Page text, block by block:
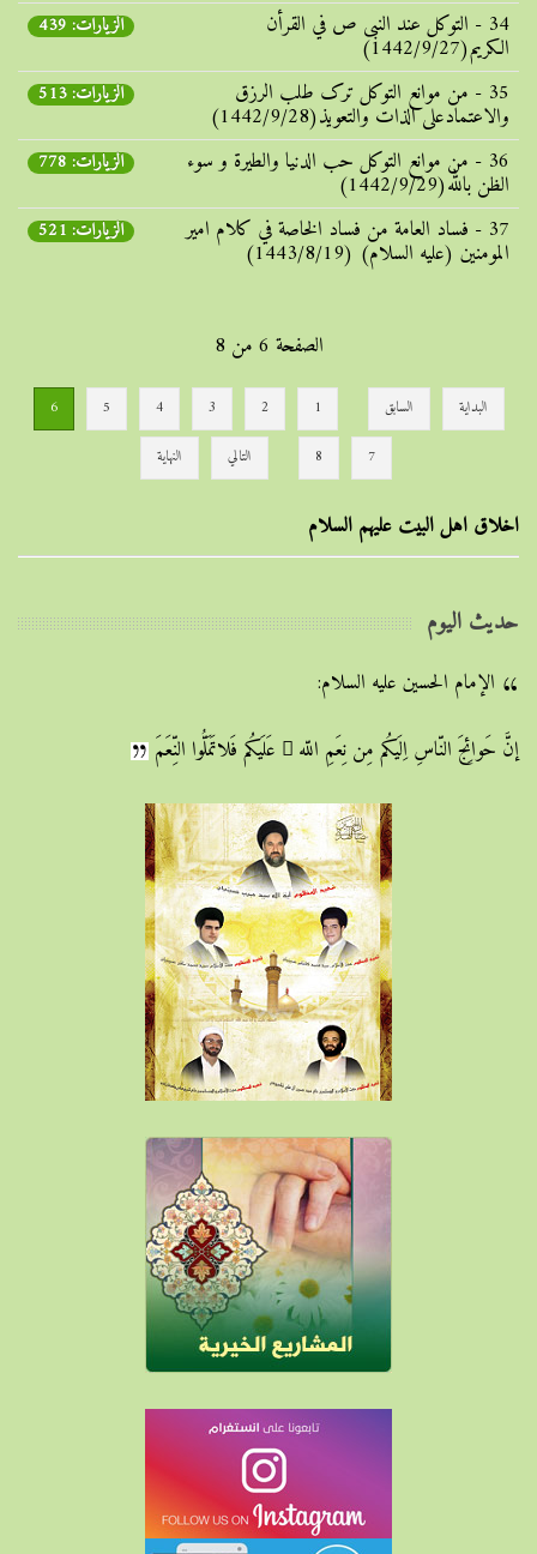
34 - التوکل عند النبی ص في القرأن
الکریم(1442/9/27)
الزيارات: 439
35 - من موانع التوکل ترک طلب الرزق
والاعتمادعلی الذات والتعویذ(1442/9/28)
الزيارات: 513
36 - من موانع التوکل حب الدنیا والطیرة و سوء
الظن بالله(1442/9/29)
الزيارات: 778
37 - فساد العامة من فساد الخاصة في کلام امیر
المومنین (علیه السلام) (1443/8/19)
الزيارات: 521
الصفحة 6 من 8
البداية السابق 1
2
3
4
5
6
7
8 التالي النهاية
اخلاق اهل البیت علیهم السلام
حديث اليوم
الإمام الحسين عليه السلام:
إنَّ حَوائِجَ النّاسِ اِلَيكُم مِن نِعَمِ اللّه ِ عَلَيكُم فَلاتَمَلُّوا النِّعَمَ